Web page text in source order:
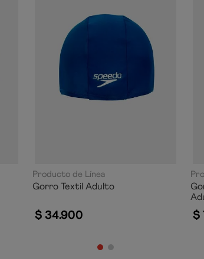
Producto de Línea
Gorro Textil Adulto
$ 34.900 $